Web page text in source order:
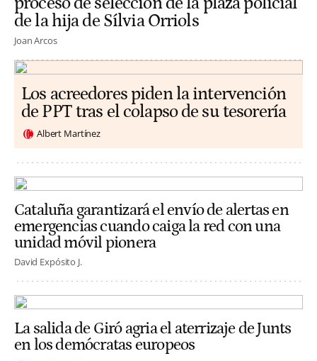
de la hija de Sílvia Orriols
Joan Arcos
Los acreedores piden la intervención
de PPT tras el colapso de su tesorería
Albert Martínez
Cataluña garantizará el envío de alertas en
emergencias cuando caiga la red con una
unidad móvil pionera
David Expósito J.
La salida de Giró agria el aterrizaje de Junts
en los demócratas europeos